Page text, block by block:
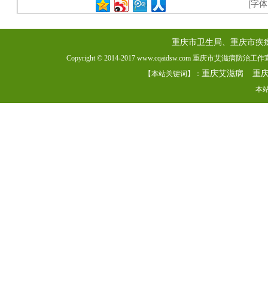
[字
重庆市卫生局、重庆市疾
Copyright © 2014-2017 www.cqaidsw.com 重庆市艾滋病防治工
【本站关键词】： 重庆艾滋病 重
本